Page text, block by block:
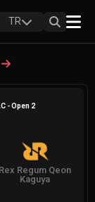
TR
- Open 2
Rex Regum Qeon
Kaguya